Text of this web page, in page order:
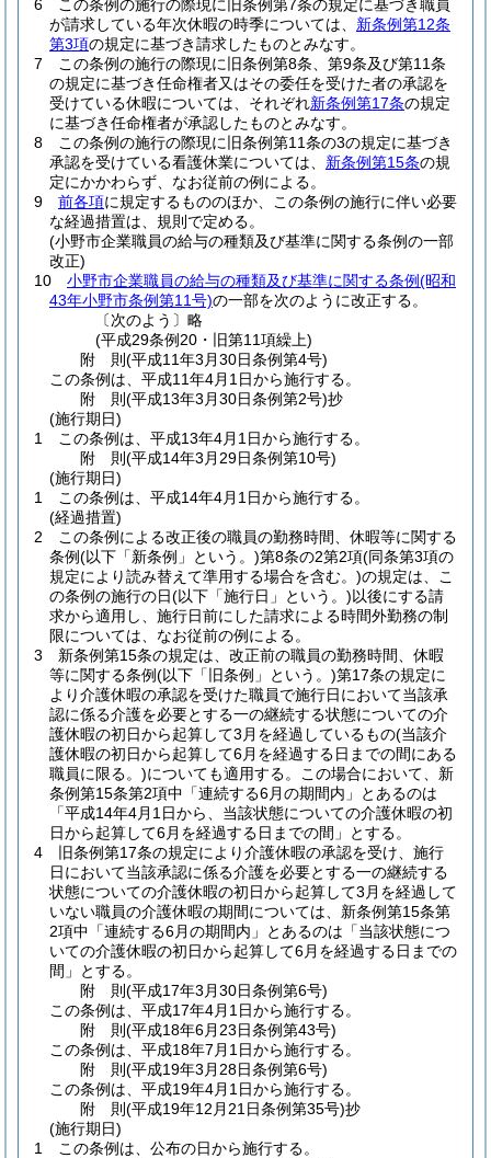
6
この条例の施行の際現に旧条例第7条の規定に基づき職員
が請求している年次休暇の時季については、 新条例第12条
第3項の規定に基づき請求したものとみなす。
7
この条例の施行の際現に旧条例第8条、第9条及び第11条
の規定に基づき任命権者又はその委任を受けた者の承認を
受けている休暇については、それぞれ新条例第17条の規定
に基づき任命権者が承認したものとみなす。
8
この条例の施行の際現に旧条例第11条の3の規定に基づき
承認を受けている看護休業については、 新条例第15条の規
定にかかわらず、なお従前の例による。
9
前各項に規定するもののほか、この条例の施行に伴い必要
な経過措置は、規則で定める。
(小野市企業職員の給与の種類及び基準に関する条例の一部
改正)
10
小野市企業職員の給与の種類及び基準に関する条例(昭和
43年小野市条例第11号)の一部を次のように改正する。
〔次のよう〕略
(平成29条例20・旧第11項繰上)
附 則(平成11年3月30日条例第4号)
この条例は、平成11年4月1日から施行する。
附 則(平成13年3月30日条例第2号)抄
(施行期日)
1
この条例は、平成13年4月1日から施行する。
附 則(平成14年3月29日条例第10号)
(施行期日)
1
この条例は、平成14年4月1日から施行する。
(経過措置)
2
この条例による改正後の職員の勤務時間、休暇等に関する
条例(以下「新条例」という。)第8条の2第2項(同条第3項の
規定により読み替えて準用する場合を含む。)の規定は、こ
の条例の施行の日(以下「施行日」という。)以後にする請
求から適用し、施行日前にした請求による時間外勤務の制
限については、なお従前の例による。
3
新条例第15条の規定は、改正前の職員の勤務時間、休暇
等に関する条例(以下「旧条例」という。)第17条の規定に
より介護休暇の承認を受けた職員で施行日において当該承
認に係る介護を必要とする一の継続する状態についての介
護休暇の初日から起算して3月を経過しているもの(当該介
護休暇の初日から起算して6月を経過する日までの間にある
職員に限る。)についても適用する。
この場合において、新
条例第15条第2項中「連続する6月の期間内」とあるのは
「平成14年4月1日から、当該状態についての介護休暇の初
日から起算して6月を経過する日までの間」とする。
4
旧条例第17条の規定により介護休暇の承認を受け、施行
日において当該承認に係る介護を必要とする一の継続する
状態についての介護休暇の初日から起算して3月を経過して
いない職員の介護休暇の期間については、新条例第15条第
2項中「連続する6月の期間内」とあるのは「当該状態につ
いての介護休暇の初日から起算して6月を経過する日までの
間」とする。
附 則(平成17年3月30日条例第6号)
この条例は、平成17年4月1日から施行する。
附 則(平成18年6月23日条例第43号)
この条例は、平成18年7月1日から施行する。
附 則(平成19年3月28日条例第6号)
この条例は、平成19年4月1日から施行する。
附 則(平成19年12月21日条例第35号)抄
(施行期日)
1
この条例は、公布の日から施行する。